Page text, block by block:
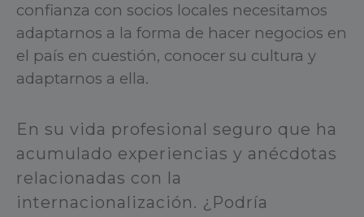
confianza con socios locales necesitamos
adaptarnos a la forma de hacer negocios en
el país en cuestión, conocer su cultura y
adaptarnos a ella.
En su vida profesional seguro que ha
acumulado experiencias y anécdotas
relacionadas con la
internacionalización. ¿Podría